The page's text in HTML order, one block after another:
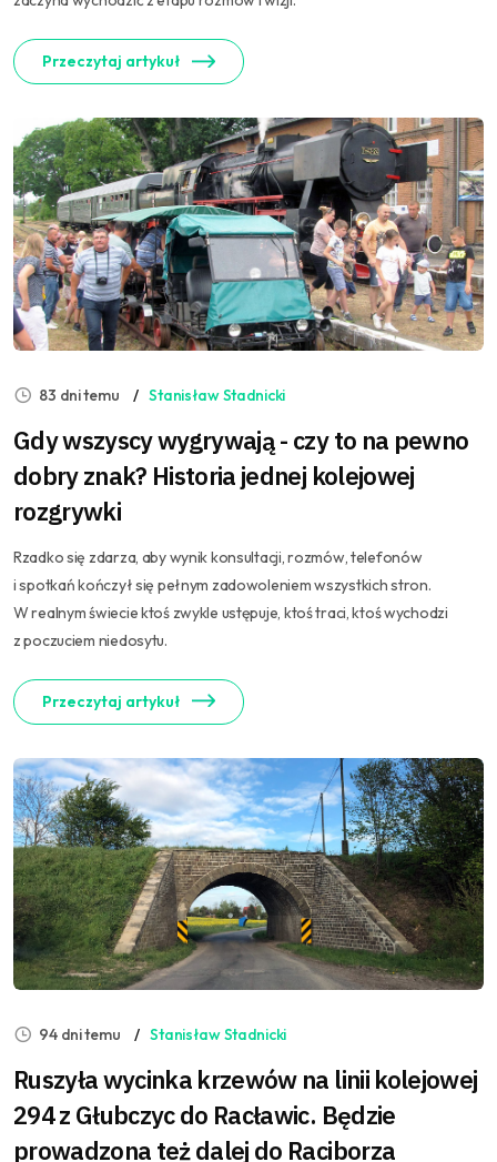
Przeczytaj artykuł
83 dni temu Stanisław Stadnicki
Gdy wszyscy wygrywają - czy to na pewno
dobry znak? Historia jednej kolejowej
rozgrywki
Rzadko się zdarza, aby wynik konsultacji, rozmów, telefonów
i spotkań kończył się pełnym zadowoleniem wszystkich stron.
W realnym świecie ktoś zwykle ustępuje, ktoś traci, ktoś wychodzi
z poczuciem niedosytu.
Przeczytaj artykuł
94 dni temu Stanisław Stadnicki
Ruszyła wycinka krzewów na linii kolejowej
294 z Głubczyc do Racławic. Będzie
prowadzona też dalej do Raciborza